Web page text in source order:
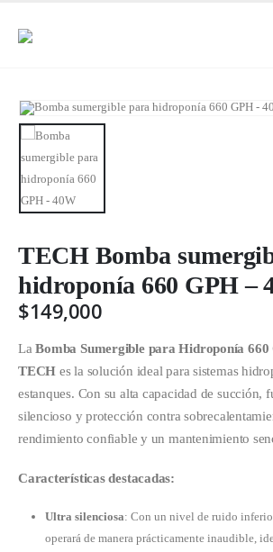
TECH Bomba
hidroponía 660 GPH –
$149,000
La Bomba Sumergible para Hidroponía 660
TECH es la solución ideal para sistemas
estanques. Con su alta capacidad de succión,
silencioso y protección contra
rendimiento confiable y un mantenimiento
Características destacadas:
Ultra silenciosa: Con un nivel de ruido
operará de manera prácticamente inaudible,